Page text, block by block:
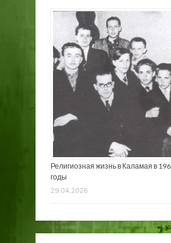
Религиозная жизнь в Каламая в
годы
29.04.2026